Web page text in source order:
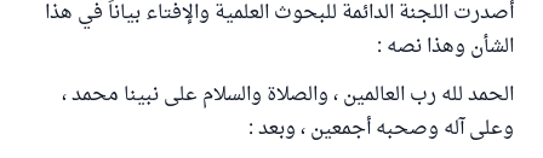
أصدرت اللجنة الدائمة للبحوث العلمية والإفتاء بياناً في هذا
الشأن وهذا نصه :
الحمد لله رب العالمين ، والصلاة والسلام على نبينا محمد ،
وعلى آله وصحبه أجمعين ، وبعد :